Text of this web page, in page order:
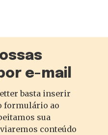
e-mail
basta inserir
formulário ao
sua
conteúdo